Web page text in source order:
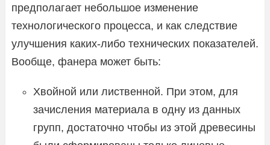
предполагает небольшое изменение
технологического процесса, и как следствие
улучшения каких-либо технических показателей.
Вообще, фанера может быть:
Хвойной или лиственной. При этом, для
зачисления материала в одну из данных
групп, достаточно чтобы из этой древесины